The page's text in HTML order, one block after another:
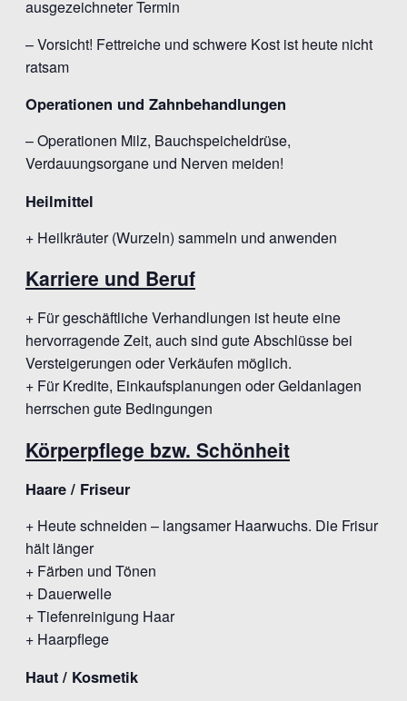
ausgezeichneter Termin
– Vorsicht! Fettreiche und schwere Kost ist heute nicht
ratsam
Operationen und Zahnbehandlungen
– Operationen Milz, Bauchspeicheldrüse,
Verdauungsorgane und Nerven meiden!
Heilmittel
+ Heilkräuter (Wurzeln) sammeln und anwenden
Karriere und Beruf
+ Für geschäftliche Verhandlungen ist heute eine
hervorragende Zeit, auch sind gute Abschlüsse bei
Versteigerungen oder Verkäufen möglich.
+ Für Kredite, Einkaufsplanungen oder Geldanlagen
herrschen gute Bedingungen
Körperpflege bzw. Schönheit
Haare / Friseur
+ Heute schneiden – langsamer Haarwuchs. Die Frisur
hält länger
+ Färben und Tönen
+ Dauerwelle
+ Tiefenreinigung Haar
+ Haarpflege
Haut / Kosmetik